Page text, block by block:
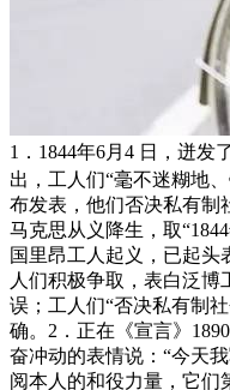
1．1844年6月4 日，迸发
出，工人们“毫不迷糊地
布发表，他们否决私有制
马克思从义降生，取
国里昂工人起义，已起头
人们积极争取，表白泛博
误；工人们“否决私有制
确。2．正在《宣言》
奋冲动的表情说：“今天
阅本人的和役力量，它们